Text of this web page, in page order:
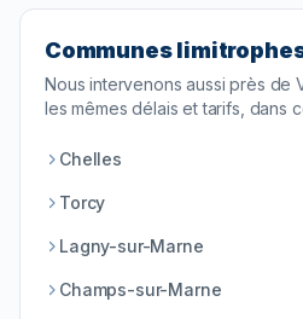
Communes
Nous intervenons aussi près de
les mêmes délais et tarifs, dans
Chelles
Torcy
Lagny-sur-Marne
Champs-sur-Marne